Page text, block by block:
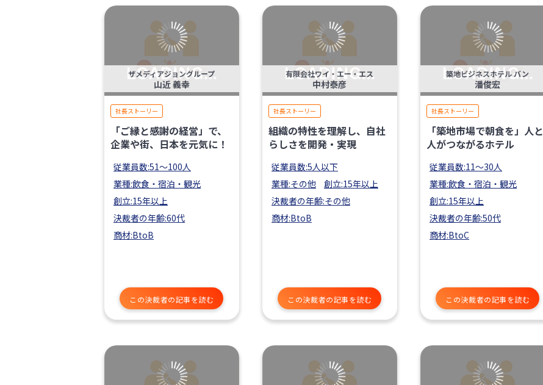
ザメディアジョングループ
山近 義幸
社長ストーリー
「ご縁と感謝の経営」で、
企業や街、日本を元気に！
従業員数:51〜100人
業種:飲食・宿泊・観光
創立:15年以上
決裁者の年齢:60代
商材:BtoB
この決裁者の記事を読む
有限会社ワイ・エー・エス
中村泰彦
社長ストーリー
組織の特性を理解し、自社
らしさを開発・実現
従業員数:5人以下
業種:その他
創立:15年以上
決裁者の年齢:その他
商材:BtoB
この決裁者の記事を読む
築地ビジネスホテル バン
潘俊宏
社長ストーリー
「築地市場で朝食を」人と
人がつながるホテル
従業員数:11〜30人
業種:飲食・宿泊・観光
創立:15年以上
決裁者の年齢:50代
商材:BtoC
この決裁者の記事を読む